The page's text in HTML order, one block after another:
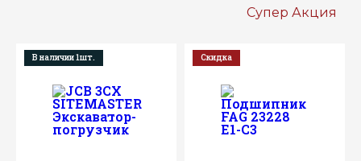
Супер Акция
В наличии 1шт. Скидка